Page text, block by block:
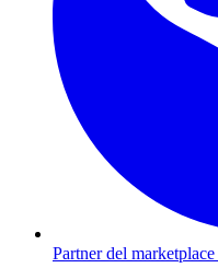
Partner del marketplace